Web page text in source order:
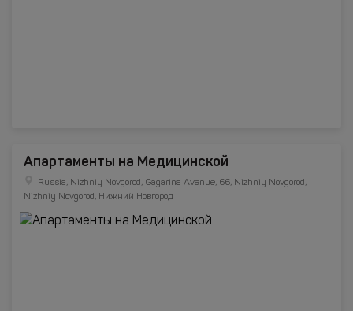
Апартаменты на Медицинской
Russia, Nizhniy Novgorod, Gagarina Avenue, 66, Nizhniy Novgorod,
Nizhniy Novgorod, Нижний Новгород